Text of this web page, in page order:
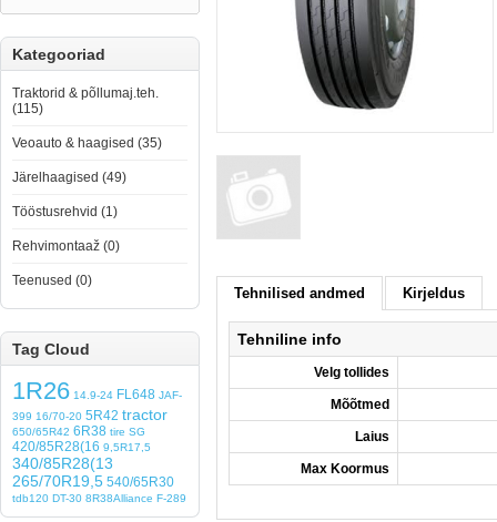
Kategooriad
Traktorid & põllumaj.teh.
(115)
Veoauto & haagised (35)
Järelhaagised (49)
Tööstusrehvid (1)
Rehvimontaaž (0)
Teenused (0)
Tag Cloud
1R26 14.9-24 FL648 JAF-
399 16/70-20 5R42 tractor
650/65R42 6R38 tire SG
420/85R28(16 9,5R17,5
340/85R28(13
265/70R19,5 540/65R30
tdb120 DT-30 8R38Alliance F-289
Tehnilised andmed Kirjeldus
Tehniline info
Velg tollides
Mõõtmed
Laius
Max Koormus